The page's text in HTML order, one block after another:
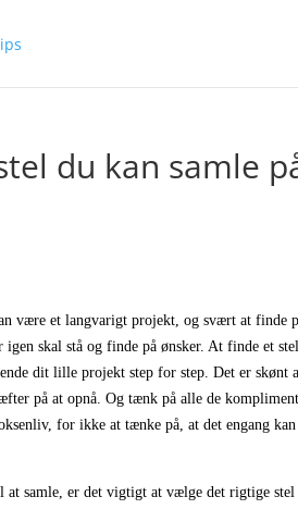
du kan samle
være et langvarigt projekt, og svært at finde
igen skal stå og finde på ønsker. At finde et
dit lille projekt step for step. Det er skønt
på at opnå. Og tænk på alle de
for ikke at tænke på, at det engang
at samle, er det vigtigt at vælge det rigtige